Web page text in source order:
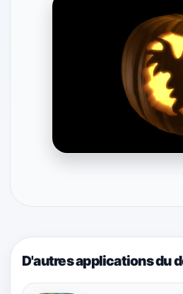
D'autres applications du